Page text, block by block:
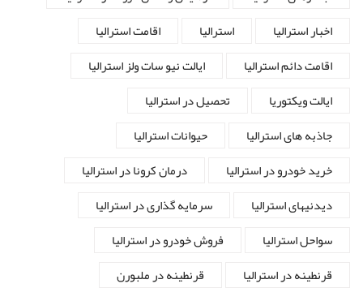
اخبار استرالیا
استرالیا
اقامت استرالیا
اقامت دائم استرالیا
ایالت نیو سات ولز استرالیا
ایالت ویکتوریا
تحصیل در استرالیا
جاذبه های استرالیا
حیوانات استرالیا
خرید خودرو در استرالیا
درمان کرونا در استرالیا
دیدنیهای استرالیا
سرمایه گذاری در استرالیا
سواحل استرالیا
فروش خودرو در استرالیا
قرنطینه در استرالیا
قرنطینه در ملبورن